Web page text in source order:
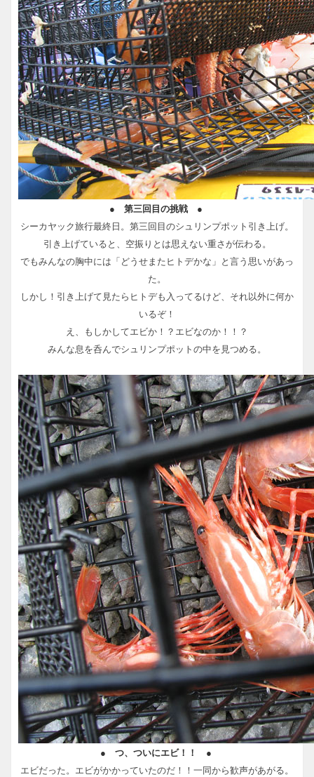
● 第三回目の挑戦 ●
シーカヤック旅行最終日。第三回目のシュリンプポット引き上げ。
引き上げていると、空振りとは思えない重さが伝わる。
でもみんなの胸中には「どうせまたヒトデかな」と言う思いがあっ
た。
しかし！引き上げて見たらヒトデも入ってるけど、それ以外に何か
いるぞ！
え、もしかしてエビか！？エビなのか！！？
みんな息を呑んでシュリンプポットの中を見つめる。
● つ、ついにエビ！！ ●
エビだった。エビがかかっていたのだ！！一同から歓声があがる。